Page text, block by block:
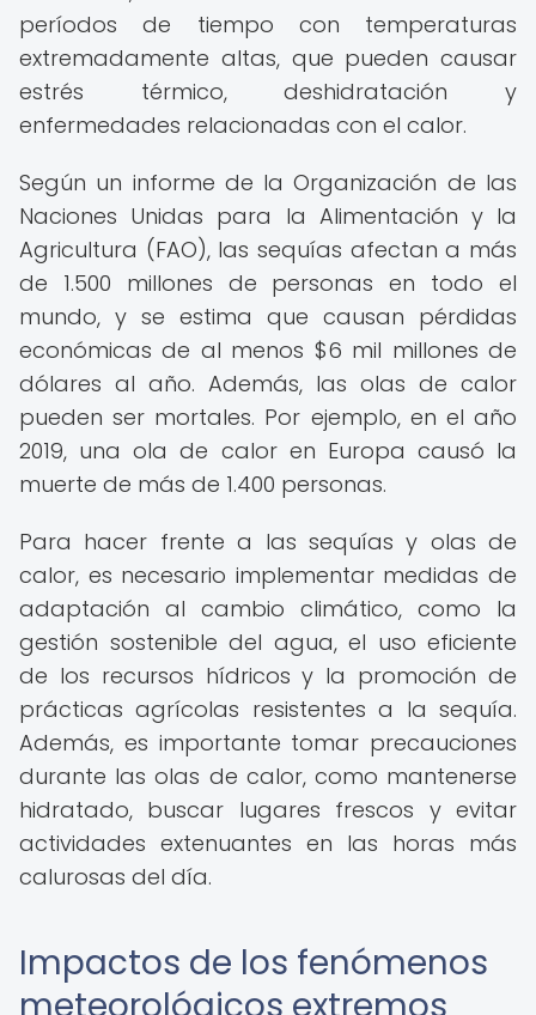
períodos de tiempo con temperaturas
extremadamente altas, que pueden causar
estrés térmico, deshidratación y
enfermedades relacionadas con el calor.
Según un informe de la Organización de las
Naciones Unidas para la Alimentación y la
Agricultura (FAO), las sequías afectan a más
de 1.500 millones de personas en todo el
mundo, y se estima que causan pérdidas
económicas de al menos $6 mil millones de
dólares al año. Además, las olas de calor
pueden ser mortales. Por ejemplo, en el año
2019, una ola de calor en Europa causó la
muerte de más de 1.400 personas.
Para hacer frente a las sequías y olas de
calor, es necesario implementar medidas de
adaptación al cambio climático, como la
gestión sostenible del agua, el uso eficiente
de los recursos hídricos y la promoción de
prácticas agrícolas resistentes a la sequía.
Además, es importante tomar precauciones
durante las olas de calor, como mantenerse
hidratado, buscar lugares frescos y evitar
actividades extenuantes en las horas más
calurosas del día.
Impactos de los fenómenos